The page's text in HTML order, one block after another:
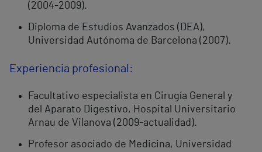
(2004-2009).
Diploma de Estudios Avanzados (DEA),
Universidad Autónoma de Barcelona (2007).
Experiencia profesional:
Facultativo especialista en Cirugía General y
del Aparato Digestivo, Hospital Universitario
Arnau de Vilanova (2009-actualidad).
Profesor asociado de Medicina, Universidad